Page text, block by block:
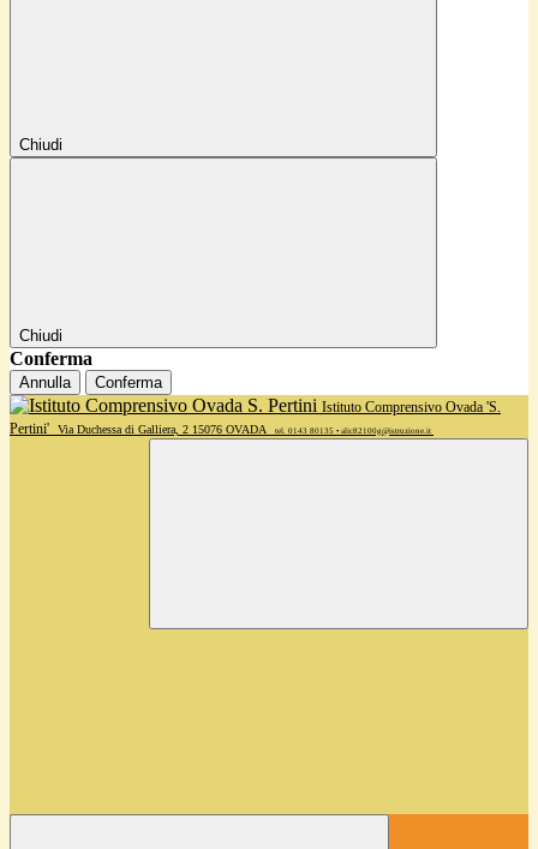
Chiudi
Chiudi
Conferma
Annulla Conferma
Istituto Comprensivo Ovada 'S.
Pertini'
Via Duchessa di Galliera, 2 15076 OVADA tel. 0143 80135 • alic82100g@istruzione.it